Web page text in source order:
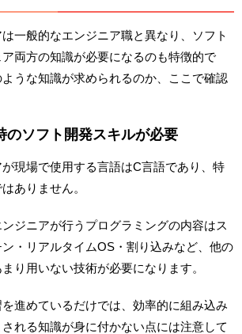
一般的なエンジニア職と異なり、ソフト
両方の知識が必要になるのも特徴的で
うな知識が求められるのか、ここで確認
のソフト開発スキルが必要
現場で使用する言語はC言語であり、特
ありません。
ジニアが行うプログラミングの内容はス
・リアルタイムOS・割り込みなど、他の
り用いない技術が必要になります。
進めているだけでは、効率的に組み込み
れる知識が身に付かない点には注意して